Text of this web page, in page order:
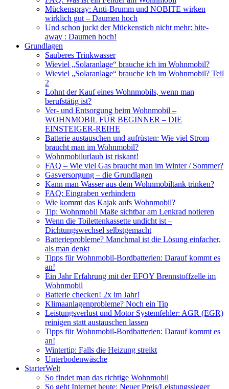
Mückenspray: Anti-Brumm und NOBITE wirken
wirklich gut – Daumen hoch
Und schon juckt der Mückenstich nicht mehr: bite-
away : Daumen hoch!
Grundlagen
Sauberes Trinkwasser
Wieviel „Solaranlage“ brauche ich im Wohnmobil?
Wieviel „Solaranlage“ brauche ich im Wohnmobil? Teil
2
Lohnt der Kauf eines Wohnmobils, wenn man
berufstätig ist?
Ver- und Entsorgung beim Wohnmobil –
WOHNMOBIL FÜR BEGINNER – DIE
EINSTEIGER-REIHE
Batterie austauschen und aufrüsten: Wie viel Strom
braucht man im Wohnmobil?
Wohnmobilurlaub ist riskant!
FAQ – Wie viel Gas braucht man im Winter / Sommer?
Gasversorgung – die Grundlagen
Kann man Wasser aus dem Wohnmobiltank trinken?
FAQ: Eingraben verhindern
Wie kommt das Kajak aufs Wohnmobil?
Tip: Wohnmobil Maße sichtbar am Lenkrad notieren
Wenn die Toilettenkassette undicht ist –
Dichtungswechsel selbstgemacht
Batterieprobleme? Manchmal ist die Lösung einfacher,
als man denkt
Tipps für Wohnmobil-Bordbatterien: Darauf kommt es
an!
Ein Jahr Erfahrung mit der EFOY Brennstoffzelle im
Wohnmobil
Batterie checken! 2x im Jahr!
Klimaanlagenprobleme? Noch ein Tip
Leistungsverlust und Motor Systemfehler: AGR (EGR)
reinigen statt austauschen lassen
Tipps für Wohnmobil-Bordbatterien: Darauf kommt es
an!
Wintertip: Falls die Heizung streikt
Unterbodenwäsche
StarterWelt
So findet man das richtige Wohnmobil
So geht Internet heute: Neuer Preis/Leistungssieger